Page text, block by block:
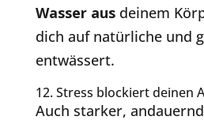
Wasser ausdeinem
dich auf natürliche und
entwässert.
12. Stress blockiert deinen
Auch starker,